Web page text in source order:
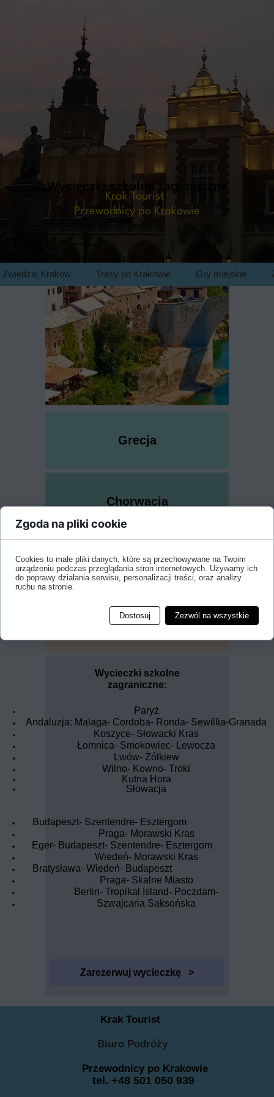
Wycieczki szkolne zagraniczne
Zwiedzaj Kraków Trasy po Krakowie Gry miejskie
Krak Tourist
Przewodnicy po Krakowie
Zarezerwuj wycieczkę >
Budapeszt- Szentendre- Esztergom
Praga- Morawski Kras
Eger- Budapeszt- Szentendre- Esztergom
Wiedeń- Morawski Kras
Bratysława- Wiedeń- Budapeszt
Praga- Skalne Miasto
Berlin- Tropikal Island- Poczdam-
Szwajcaria Saksońska
Paryż
Andaluzja: Malaga- Cordoba- Ronda- Sewillia-Granada
Koszyce- Słowacki Kras
Łomnica- Smokowiec- Lewocza
Lwów- Żółkiew
Wilno- Kowno- Troki
Kutna Hora
Słowacja
Budapeszt - Esztergom
Berlin - Poczdam
Wycieczki szkolne
zagraniczne:
Chorwacja
Grecja
Krak Tourist
Biuro Podróży
Przewodnicy po Krakowie
tel. +48 501 050 939
Zgoda na pliki cookie
Cookies to małe pliki danych, które są przechowywane na Twoim
urządzeniu podczas przeglądania stron internetowych. Używamy ich
do poprawy działania serwisu, personalizacji treści, oraz analizy
ruchu na stronie.
Dostosuj Zezwól na wszystkie